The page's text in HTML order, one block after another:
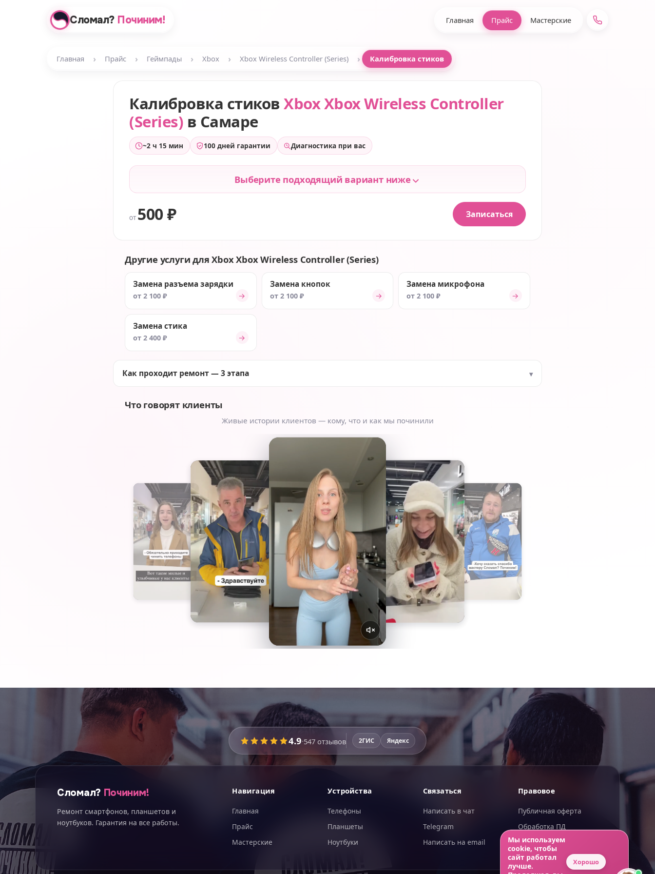
Сломал? Починим! Главная Прайс Мастерские
Главная › Прайс › Геймпады › Xbox › Xbox Wireless Controller (Series) › Калибровка стиков
Калибровка стиков Xbox Xbox Wireless Controller
(Series) в Самаре
~2 ч 15 мин 100 дней гарантии Диагностика при вас
Выберите подходящий вариант ниже
от 500 ₽ Записаться
Другие услуги для Xbox Xbox Wireless Controller (Series)
Замена разъема зарядки
от 2 100 ₽ →
Замена кнопок
от 2 100 ₽ →
Замена микрофона
от 2 100 ₽ →
Замена стика
от 2 400 ₽ →
Как проходит ремонт — 3 этапа
Что говорят клиенты
Живые истории клиентов — кому, что и как мы починили
4.9·547 отзывов 2ГИС Яндекс
Сломал? Починим!
Ремонт смартфонов, планшетов и
ноутбуков. Гарантия на все работы.
Навигация
Главная
Прайс
Мастерские
Устройства
Телефоны
Планшеты
Ноутбуки
Связаться
Написать в чат
Telegram
Написать на email
Правовое
Публичная оферта
Обработка ПД
Конфиденциальность
Мы используем
cookie, чтобы
сайт работал
лучше.
Хорошо